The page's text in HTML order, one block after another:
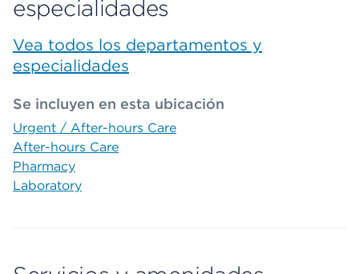
especialidades
Vea todos los departamentos y
especialidades
Se incluyen en esta ubicación
Urgent / After-hours Care
After-hours Care
Pharmacy
Laboratory